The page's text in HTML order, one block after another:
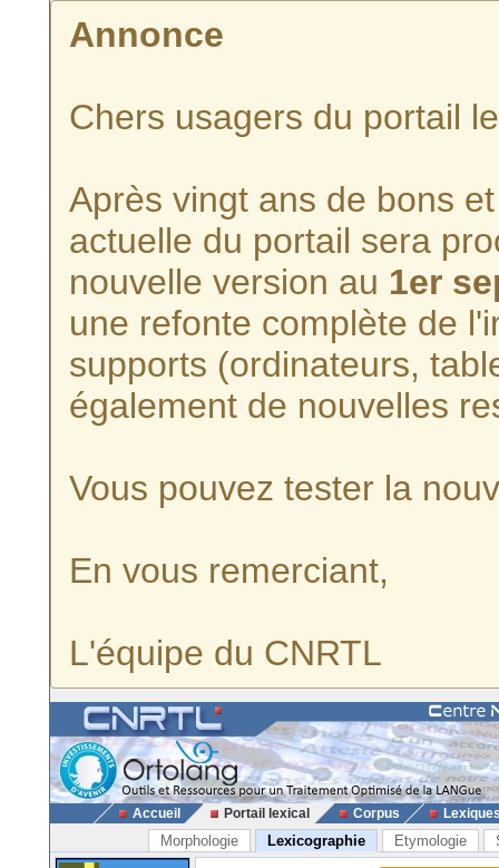
Annonce
Chers usagers du portail
Après vingt ans de bons
actuelle du portail sera
nouvelle version au 1er
une refonte complète de
supports (ordinateurs,
également de nouvelles
Vous pouvez tester la
En vous remerciant,
L'équipe du CNRTL
Accueil Portail lexical Corpus
Morphologie Lexicographie Etymologie